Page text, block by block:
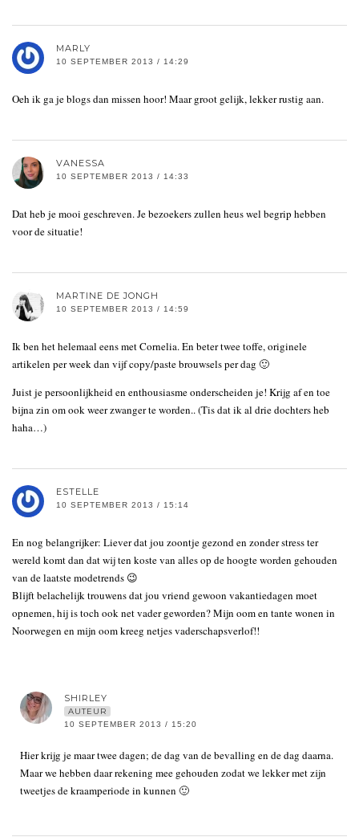
MARLY
10 SEPTEMBER 2013 / 14:29
Oeh ik ga je blogs dan missen hoor! Maar groot gelijk, lekker rustig aan.
VANESSA
10 SEPTEMBER 2013 / 14:33
Dat heb je mooi geschreven. Je bezoekers zullen heus wel begrip hebben
voor de situatie!
MARTINE DE JONGH
10 SEPTEMBER 2013 / 14:59
Ik ben het helemaal eens met Cornelia. En beter twee toffe, originele
artikelen per week dan vijf copy/paste brouwsels per dag 🙂
Juist je persoonlijkheid en enthousiasme onderscheiden je! Krijg af en toe
bijna zin om ook weer zwanger te worden.. (Tis dat ik al drie dochters heb
haha…)
ESTELLE
10 SEPTEMBER 2013 / 15:14
En nog belangrijker: Liever dat jou zoontje gezond en zonder stress ter
wereld komt dan dat wij ten koste van alles op de hoogte worden gehouden
van de laatste modetrends 😉
Blijft belachelijk trouwens dat jou vriend gewoon vakantiedagen moet
opnemen, hij is toch ook net vader geworden? Mijn oom en tante wonen in
Noorwegen en mijn oom kreeg netjes vaderschapsverlof!!
SHIRLEY
AUTEUR
10 SEPTEMBER 2013 / 15:20
Hier krijg je maar twee dagen; de dag van de bevalling en de dag daarna.
Maar we hebben daar rekening mee gehouden zodat we lekker met zijn
tweetjes de kraamperiode in kunnen 🙂